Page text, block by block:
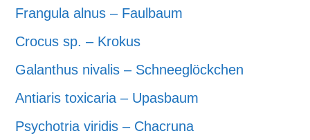
Frangula alnus – Faulbaum
Crocus sp. – Krokus
Galanthus nivalis – Schneeglöckchen
Antiaris toxicaria – Upasbaum
Psychotria viridis – Chacruna